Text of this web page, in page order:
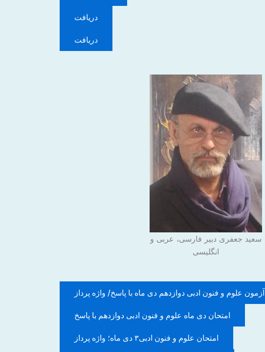
دریافت
دریافت
سعید جعفری دبیر فارسی، عربی و
انگلیسی
آزمون علوم و فنون ادبی دوازدهم دی ماه با پاسخ/ واژه پرداز
امتحان دی ماه علوم و فنون ادبی دوازدهم با پاسخ
امتحان علوم و فنون ادبی۳ دی ماه؛ واژه پرداز